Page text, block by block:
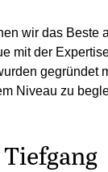
wir das Beste
mit der
gegründet
Niveau zu